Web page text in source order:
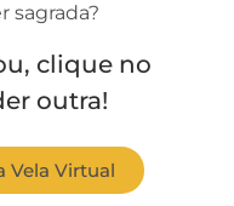
sagrada?
clique no
outra!
Vela Virtual